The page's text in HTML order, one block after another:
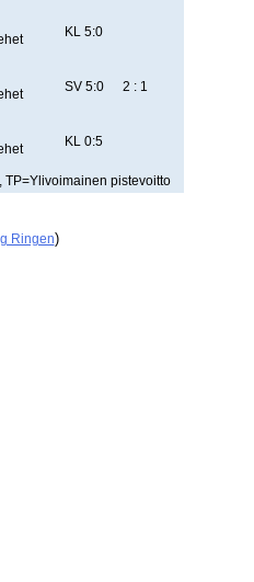
KL 5:0
SV 5:0 2 : 1
KL 0:5
TP=Ylivoimainen pistevoitto
Ringen)